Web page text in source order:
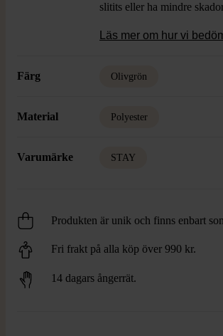
slitits eller ha mindre
Läs mer om hur vi
Färg Olivgrön
Material Polyester
Varumärke STAY
Produkten är unik och finns enbart
Fri frakt på alla köp över 990 kr.
14 dagars ångerrät.